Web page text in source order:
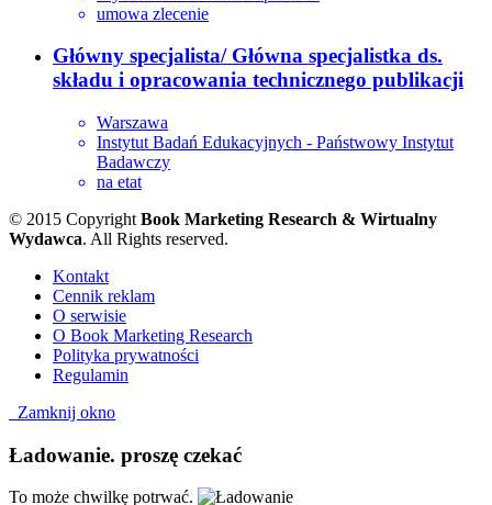
umowa zlecenie
Główny specjalista/ Główna specjalistka ds.
składu i opracowania technicznego publikacji
Warszawa
Instytut Badań Edukacyjnych - Państwowy Instytut
Badawczy
na etat
© 2015 Copyright Book Marketing Research & Wirtualny
Wydawca. All Rights reserved.
Kontakt
Cennik reklam
O serwisie
O Book Marketing Research
Polityka prywatności
Regulamin
Zamknij okno
Ładowanie. proszę czekać
To może chwilkę potrwać.